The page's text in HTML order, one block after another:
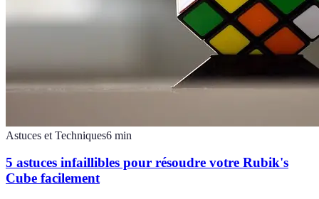
Astuces et Techniques6 min
5 astuces infaillibles pour résoudre votre Rubik's
Cube facilement